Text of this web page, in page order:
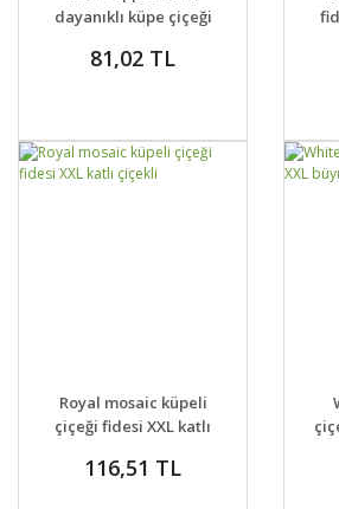
VER
dayanıklı küpe çiçeği
81,02 TL
DETAYLAR
VER
Royal mosaic küpeli
çiçeği fidesi XXL katlı
116,51 TL